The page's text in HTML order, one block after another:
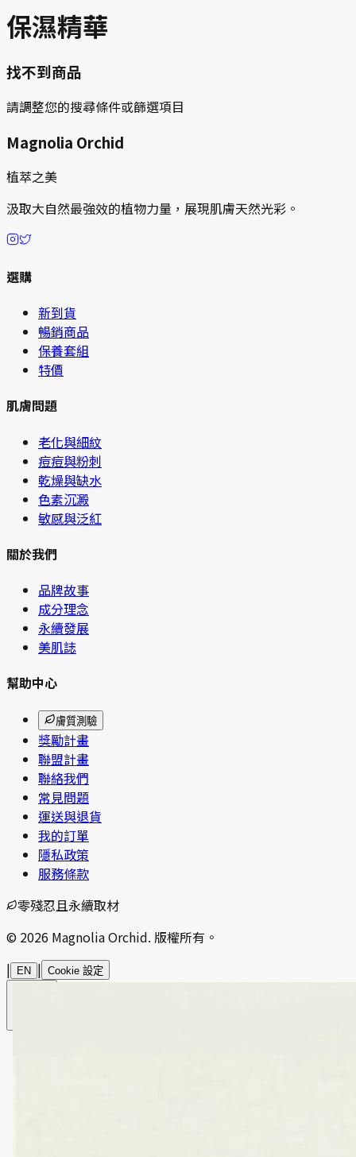
保濕精華
找不到商品
請調整您的搜尋條件或篩選項目
Magnolia Orchid
植萃之美
汲取大自然最強效的植物力量，展現肌膚天然光彩。
選購
新到貨
暢銷商品
保養套組
特價
肌膚問題
老化與細紋
痘痘與粉刺
乾燥與缺水
色素沉澱
敏感與泛紅
關於我們
品牌故事
成分理念
永續發展
美肌誌
幫助中心
膚質測驗
獎勵計畫
聯盟計畫
聯絡我們
常見問題
運送與退貨
我的訂單
隱私政策
服務條款
零殘忍且永續取材
© 2026 Magnolia Orchid. 版權所有。
|
EN | Cookie 設定